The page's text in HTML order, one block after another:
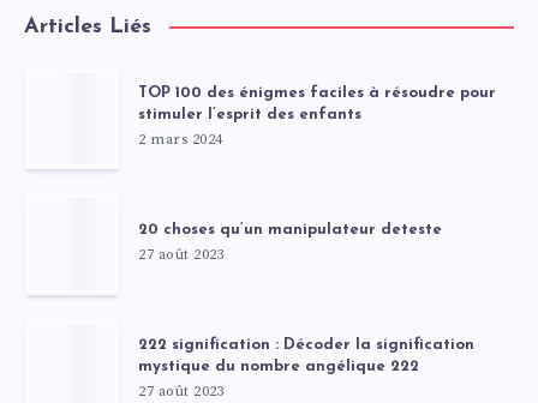
Articles Liés
TOP 100 des énigmes faciles à résoudre pour
stimuler l’esprit des enfants
2 mars 2024
20 choses qu’un manipulateur deteste
27 août 2023
222 signification : Décoder la signification
mystique du nombre angélique 222
27 août 2023